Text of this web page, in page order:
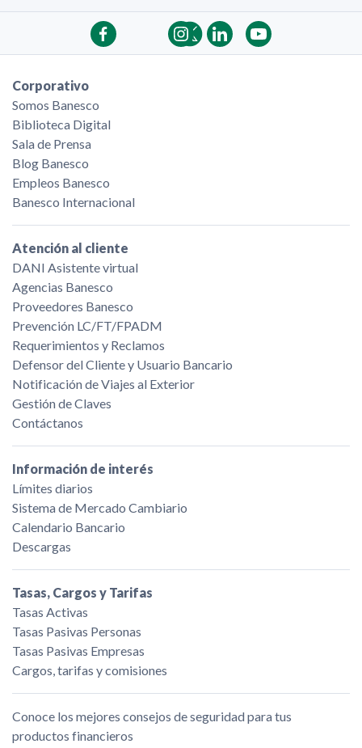
Corporativo
Somos Banesco
Biblioteca Digital
Sala de Prensa
Blog Banesco
Empleos Banesco
Banesco Internacional
Atención al cliente
DANI Asistente virtual
Agencias Banesco
Proveedores Banesco
Prevención LC/FT/FPADM
Requerimientos y Reclamos
Defensor del Cliente y Usuario Bancario
Notificación de Viajes al Exterior
Gestión de Claves
Contáctanos
Información de interés
Límites diarios
Sistema de Mercado Cambiario
Calendario Bancario
Descargas
Tasas, Cargos y Tarifas
Tasas Activas
Tasas Pasivas Personas
Tasas Pasivas Empresas
Cargos, tarifas y comisiones
Conoce los mejores consejos de seguridad para tus
productos financieros